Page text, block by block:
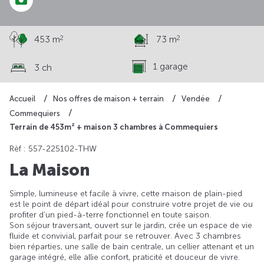
Accueil Nos offres de maison + terrain
Vendée
Commequiers
Terrain de 453m² + maison 3 chambres à Commequiers
453 m2 73 m2
3 ch 1 garage
Rèf : 557-225102-THW
La Maison
Simple, lumineuse et facile à vivre, cette maison de plain-pied
est le point de départ idéal pour construire votre projet de vie ou
profiter d’un pied-à-terre fonctionnel en toute saison.
Son séjour traversant, ouvert sur le jardin, crée un espace de vie
fluide et convivial, parfait pour se retrouver. Avec 3 chambres
bien réparties, une salle de bain centrale, un cellier attenant et un
garage intégré, elle allie confort, praticité et douceur de vivre.